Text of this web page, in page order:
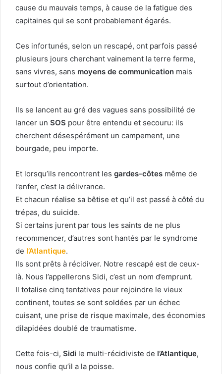
cause du mauvais temps, à cause de la fatigue des
capitaines qui se sont probablement égarés.
Ces infortunés, selon un rescapé, ont parfois passé
plusieurs jours cherchant vainement la terre ferme,
sans vivres, sans moyens de communication mais
surtout d’orientation.
Ils se lancent au gré des vagues sans possibilité de
lancer un SOS pour être entendu et secouru: ils
cherchent désespérément un campement, une
bourgade, peu importe.
Et lorsqu’ils rencontrent les gardes-côtes même de
l’enfer, c’est la délivrance.
Et chacun réalise sa bêtise et qu’il est passé à côté du
trépas, du suicide.
Si certains jurent par tous les saints de ne plus
recommencer, d’autres sont hantés par le syndrome
de l’Atlantique.
Ils sont prêts à récidiver. Notre rescapé est de ceux-
là. Nous l’appellerons Sidi, c’est un nom d’emprunt.
Il totalise cinq tentatives pour rejoindre le vieux
continent, toutes se sont soldées par un échec
cuisant, une prise de risque maximale, des économies
dilapidées doublé de traumatisme.
Cette fois-ci, Sidi le multi-récidiviste de l’Atlantique,
nous confie qu’il a la poisse.